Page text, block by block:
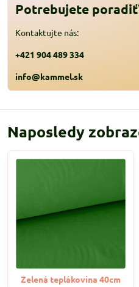
Potrebujete
Kontaktujte nás:
+421 904 489 334
info@kammel.sk
Naposledy
Zelená teplákovina 40cm